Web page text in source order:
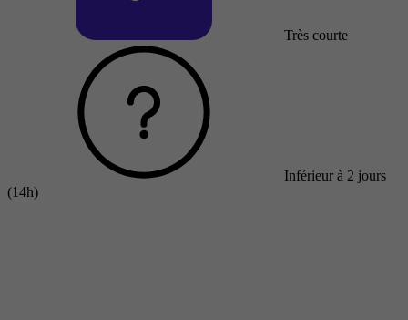
Très courte
Inférieur à 2 jours
(14h)